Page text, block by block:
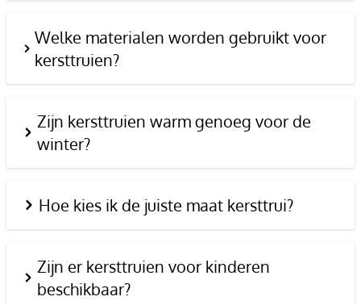
Welke materialen worden gebruikt voor
kersttruien?
Zijn kersttruien warm genoeg voor de
winter?
Hoe kies ik de juiste maat kersttrui?
Zijn er kersttruien voor kinderen
beschikbaar?